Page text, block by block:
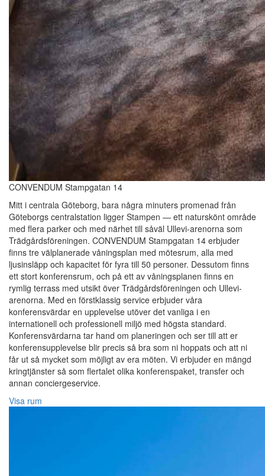
CONVENDUM Stampgatan 14
Mitt i centrala Göteborg, bara några minuters promenad från
Göteborgs centralstation ligger Stampen — ett naturskönt område
med flera parker och med närhet till såväl Ullevi-arenorna som
Trädgårdsföreningen. CONVENDUM Stampgatan 14 erbjuder
finns tre välplanerade våningsplan med mötesrum, alla med
ljusinsläpp och kapacitet för fyra till 50 personer. Dessutom finns
ett stort konferensrum, och på ett av våningsplanen finns en
rymlig terrass med utsikt över Trädgårdsföreningen och Ullevi-
arenorna. Med en förstklassig service erbjuder våra
konferensvärdar en upplevelse utöver det vanliga i en
internationell och professionell miljö med högsta standard.
Konferensvärdarna tar hand om planeringen och ser till att er
konferensupplevelse blir precis så bra som ni hoppats och att ni
får ut så mycket som möjligt av era möten. Vi erbjuder en mängd
kringtjänster så som flertalet olika konferenspaket, transfer och
annan conciergeservice.
Visa rum